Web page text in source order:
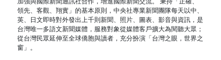
領先、客觀、翔實」的基本原則，中央社專業新聞團隊每天以中、
英、日文即時對外發出上千則新聞、照片、圖表、影音與資訊，是
台灣唯一多語文新聞媒體，服務對象從媒體客戶擴大為閱聽大眾；
從台灣民眾延伸至全球僑胞與讀者，充分扮演「台灣之眼，世界之
窗」。